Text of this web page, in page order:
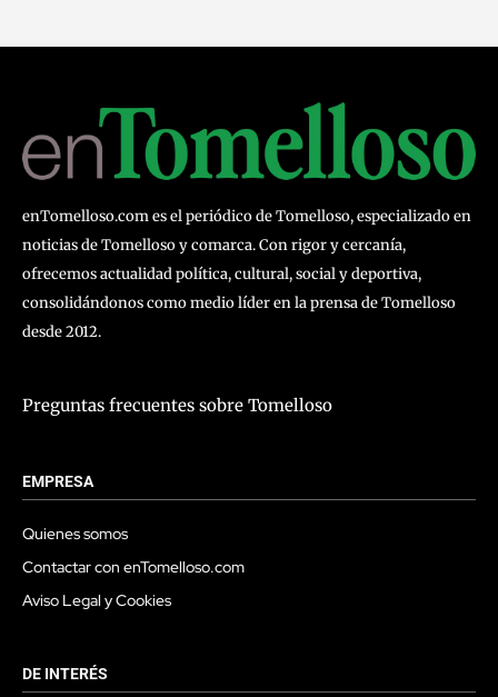
enTomelloso.com es el periódico de Tomelloso, especializado en
noticias de Tomelloso y comarca. Con rigor y cercanía,
ofrecemos actualidad política, cultural, social y deportiva,
consolidándonos como medio líder en la prensa de Tomelloso
desde 2012.
Preguntas frecuentes sobre Tomelloso
EMPRESA
Quienes somos
Contactar con enTomelloso.com
Aviso Legal y Cookies
DE INTERÉS